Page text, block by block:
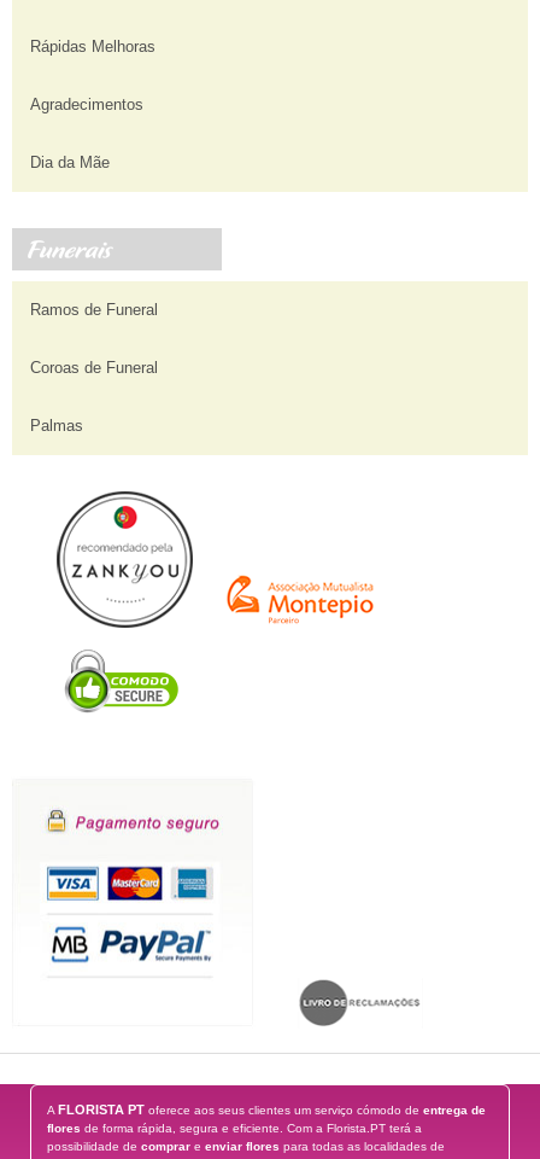
Rápidas Melhoras
Agradecimentos
Dia da Mãe
Ramos de Funeral
Coroas de Funeral
Palmas
A FLORISTA PT oferece aos seus clientes um serviço cómodo de entrega de
flores de forma rápida, segura e eficiente. Com a Florista.PT terá a
possibilidade de comprar e enviar flores para todas as localidades de